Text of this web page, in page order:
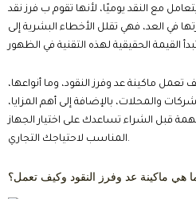
مع النقد يوميًا، لأنها تقوم ب فرز نقد
في العد، فهي تقلل الأخطاء البشرية إلى
ماكينة عد وفرز النقود، وما أنواعها،
والمحلات، بالإضافة إلى أهم المزايا،
قبل الشراء تساعدك على اختيار الجهاز
المناسب لاحتياجك التجاري.
هي ماكينة عد وفرز النقود وكيف تعمل؟